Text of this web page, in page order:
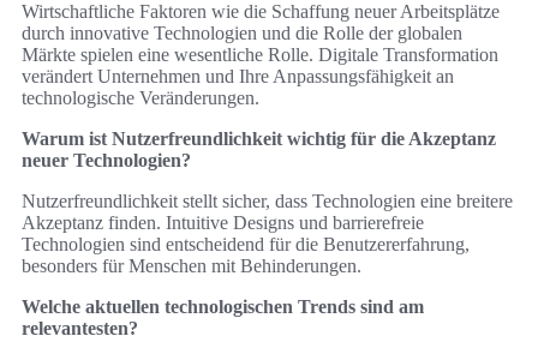
Wirtschaftliche Faktoren wie die Schaffung neuer Arbeitsplätze
durch innovative Technologien und die Rolle der globalen
Märkte spielen eine wesentliche Rolle. Digitale Transformation
verändert Unternehmen und Ihre Anpassungsfähigkeit an
technologische Veränderungen.
Warum ist Nutzerfreundlichkeit wichtig für die Akzeptanz
neuer Technologien?
Nutzerfreundlichkeit stellt sicher, dass Technologien eine breitere
Akzeptanz finden. Intuitive Designs und barrierefreie
Technologien sind entscheidend für die Benutzererfahrung,
besonders für Menschen mit Behinderungen.
Welche aktuellen technologischen Trends sind am
relevantesten?